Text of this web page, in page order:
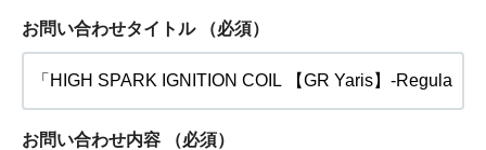
お問い合わせタイトル （必須）
お問い合わせ内容 （必須）